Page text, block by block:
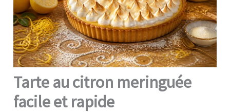
Tarte au citron meringuée
facile et rapide